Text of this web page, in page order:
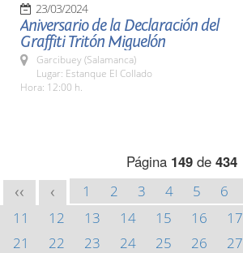
23/03/2024
Aniversario de la Declaración del
Graffiti Tritón Miguelón
Garcibuey (Salamanca)
Lugar: Estanque El Collado
Hora: 12:00 h.
Página 149de 434
<< < 1 2 3 4 5 6
11
12 13 14 15 16 17
21
22 23 24 25 26 27